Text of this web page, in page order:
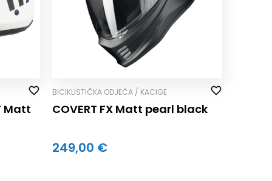
Matt
BICIKLISTIČKA ODJEĆA / KACIGE
COVERT FX Matt pearl black
249,00 €